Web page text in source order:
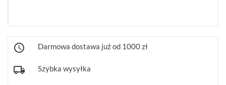
PUSZKI
UCHWYTY
Darmowa dostawa już od 1000 zł
Szybka wysyłka